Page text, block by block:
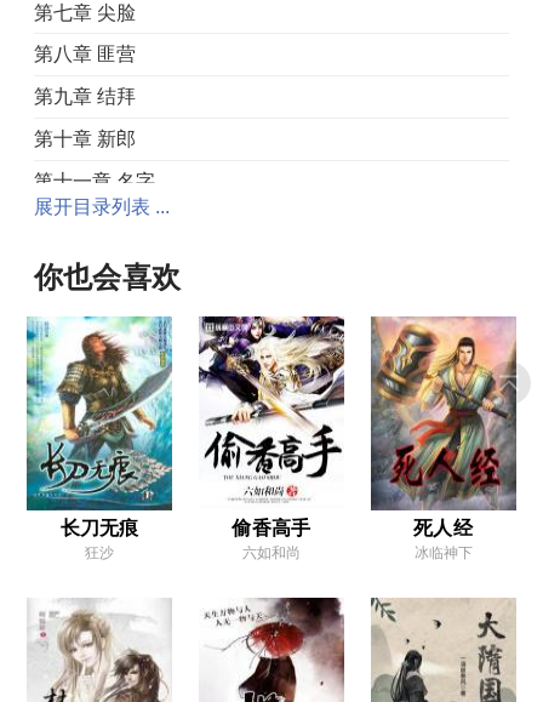
第七章 尖脸
第八章 匪营
第九章 结拜
第十章 新郎
第十一章 名字
第十二章 发誓
第十三章 逍奴
第十五章 传功
第十六章 入魔
第十七章 真话
第十八章 发作
第十九章 邀请
第二十章 尖刀
第二十一章 床下
第二十二章 抛尸
第二十三章 刑室
展开目录列表 ...
你也会喜欢
长刀无痕
狂沙
偷香高手
六如和尚
死人经
冰临神下